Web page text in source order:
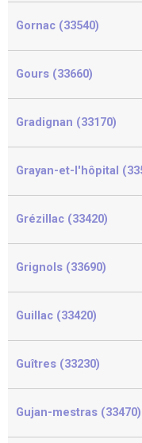
Gornac (33540)
Gours (33660)
Gradignan (33170)
Grayan-et-l'hôpital
Grézillac (33420)
Grignols (33690)
Guillac (33420)
Guîtres (33230)
Gujan-mestras (33470)